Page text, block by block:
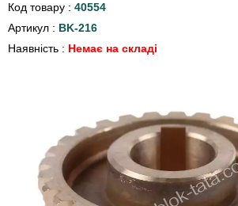
Код товару : 40554
Артикул : BK-216
Наявність : Немає на складі